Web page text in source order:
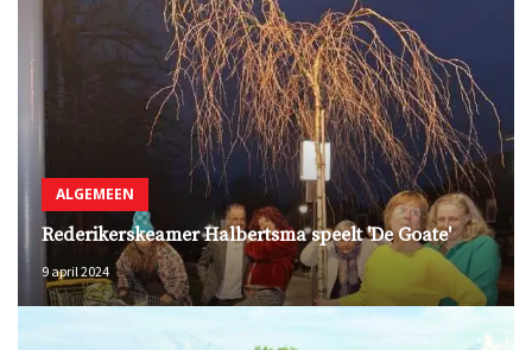
ALGEMEEN
Rederikerskeamer Halbertsma speelt 'De Goate'
9 april 2024